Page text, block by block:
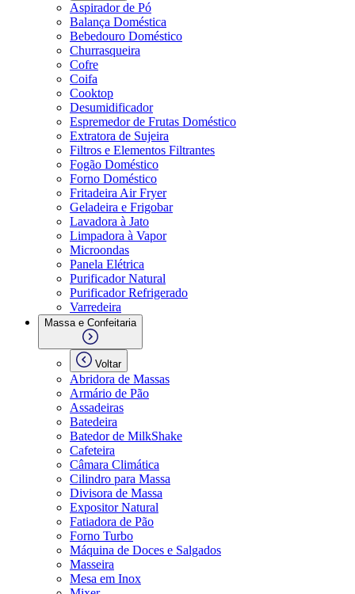
Aspirador de Pó
Balança Doméstica
Bebedouro Doméstico
Churrasqueira
Cofre
Coifa
Cooktop
Desumidificador
Espremedor de Frutas Doméstico
Extratora de Sujeira
Filtros e Elementos Filtrantes
Fogão Doméstico
Forno Doméstico
Fritadeira Air Fryer
Geladeira e Frigobar
Lavadora à Jato
Limpadora à Vapor
Microondas
Panela Elétrica
Purificador Natural
Purificador Refrigerado
Varredeira
Massa e Confeitaria
Voltar
Abridora de Massas
Armário de Pão
Assadeiras
Batedeira
Batedor de MilkShake
Cafeteira
Câmara Climática
Cilindro para Massa
Divisora de Massa
Expositor Natural
Fatiadora de Pão
Forno Turbo
Máquina de Doces e Salgados
Masseira
Mesa em Inox